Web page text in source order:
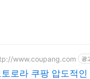
www.coupang.com 광
토로라 쿠팡 압도적